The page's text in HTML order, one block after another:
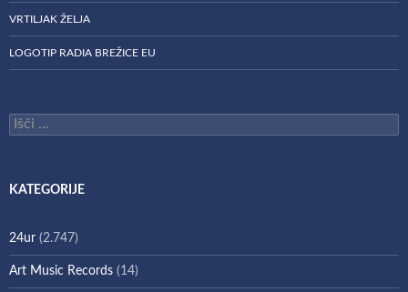
VRTILJAK ŽELJA
LOGOTIP RADIA BREŽICE EU
Išči:
KATEGORIJE
24ur (2.747)
Art Music Records (14)